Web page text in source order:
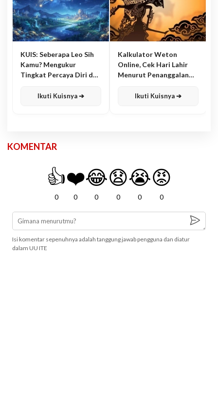
KUIS: Seberapa Leo Sih
Kamu? Mengukur
Tingkat Percaya Diri dan
Ikuti Kuisnya ➔
Kalkulator Weton
Online, Cek Hari Lahir
Menurut Penanggalan
Ikuti Kuisnya ➔
KOMENTAR
👍
0
❤️
0
😂
0
😧
0
😭
0
😡
0
Isi komentar sepenuhnya adalah tanggung jawab pengguna dan diatur
dalam UU ITE